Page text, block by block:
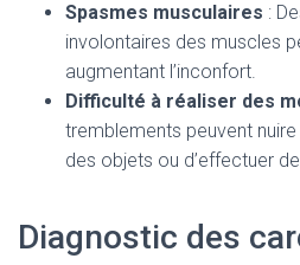
Spasmes musculaires :
involontaires des muscles
augmentant l’inconfort.
Difficulté à réaliser des
tremblements peuvent
des objets ou d’effectuer
Diagnostic des